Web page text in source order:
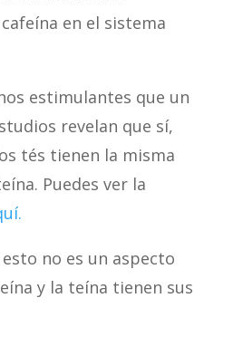
en el sistema
estimulantes que un
revelan que sí,
tés tienen la misma
Puedes ver la
esto no es un aspecto
y la teína tienen sus